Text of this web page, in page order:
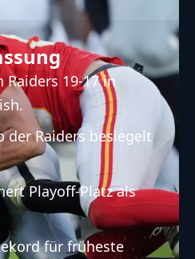
Raiders 19-17 in
der Raiders besiegelt
Playoff-Platz als
für früheste